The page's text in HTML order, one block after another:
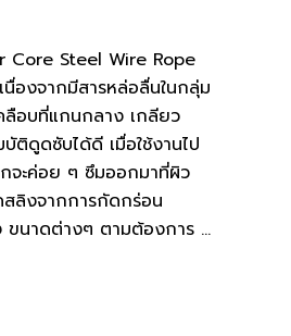
Core Steel Wire Rope
องจากมีสารหล่อลื่นในกลุ่ม
ลือบที่แกนกลาง เกลียว
ติดูดซับได้ดี เมื่อใช้งานไป
กจะค่อย ๆ ซึมออกมาที่ผิว
ลิงจากการกัดกร่อน
ขนาดต่างๆ ตามต้องการ